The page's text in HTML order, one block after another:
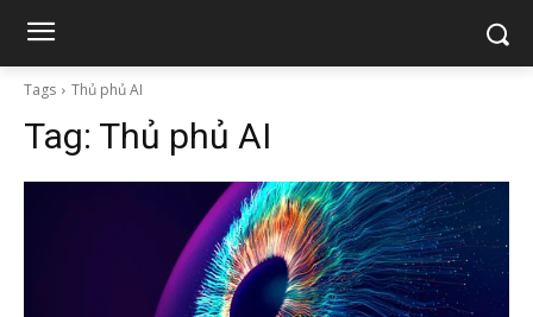
Tags Thủ phủ AI
Tag: Thủ phủ AI